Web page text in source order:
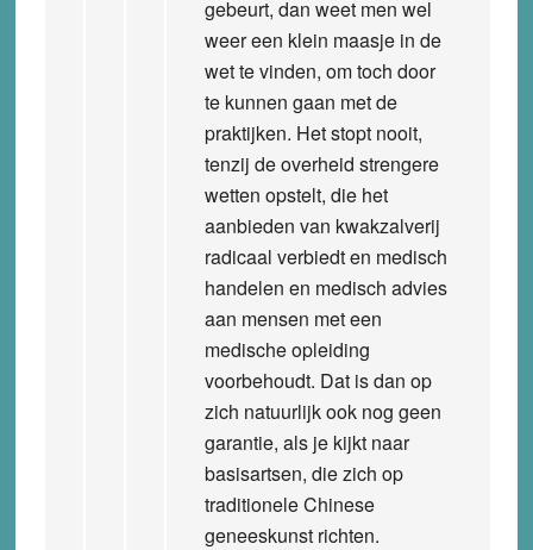
gebeurt, dan weet men wel
weer een klein maasje in de
wet te vinden, om toch door
te kunnen gaan met de
praktijken. Het stopt nooit,
tenzij de overheid strengere
wetten opstelt, die het
aanbieden van kwakzalverij
radicaal verbiedt en medisch
handelen en medisch advies
aan mensen met een
medische opleiding
voorbehoudt. Dat is dan op
zich natuurlijk ook nog geen
garantie, als je kijkt naar
basisartsen, die zich op
traditionele Chinese
geneeskunst richten.